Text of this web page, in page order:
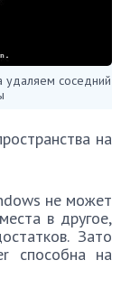
удаляем соседний
на
не может
в другое,
Зато
способна на